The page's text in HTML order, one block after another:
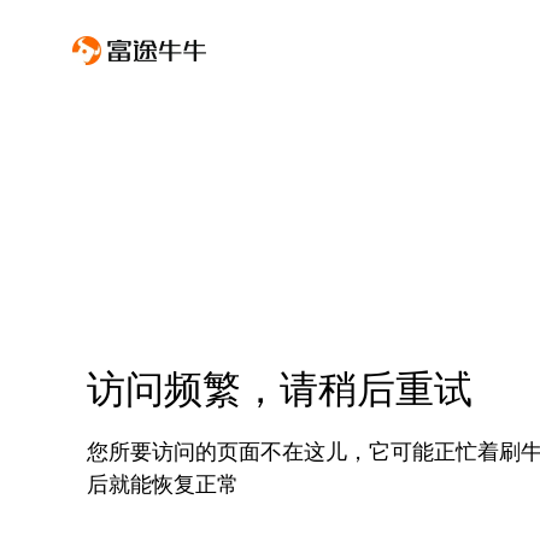
访问频繁，请稍后重试
您所要访问的页面不在这儿，它可能正忙着刷
后就能恢复正常